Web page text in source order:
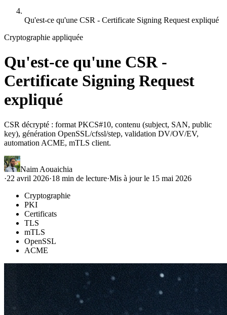
Qu'est-ce qu'une CSR - Certificate Signing Request expliqué
Cryptographie appliquée
Qu'est-ce qu'une CSR -
Certificate Signing Request
expliqué
CSR décrypté : format PKCS#10, contenu (subject, SAN, public
key), génération OpenSSL/cfssl/step, validation DV/OV/EV,
automation ACME, mTLS client.
Naim Aouaichia
·22 avril 2026·18 min de lecture·Mis à jour le 15 mai 2026
Cryptographie
PKI
Certificats
TLS
mTLS
OpenSSL
ACME